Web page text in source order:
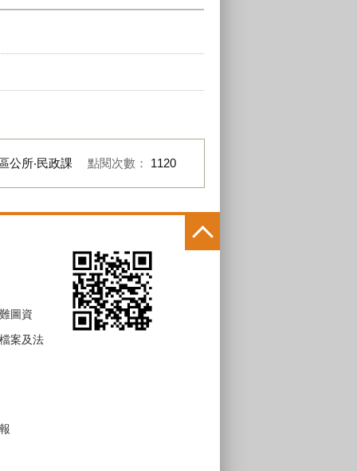
公所‧民政課 點閱次數： 1120
圖資
案及法